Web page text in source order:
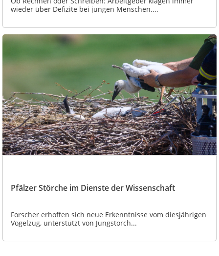
wieder über Defizite bei jungen Menschen....
Pfälzer Störche im Dienste der Wissenschaft
Forscher erhoffen sich neue Erkenntnisse vom diesjährigen
Vogelzug, unterstützt von Jungstorch...